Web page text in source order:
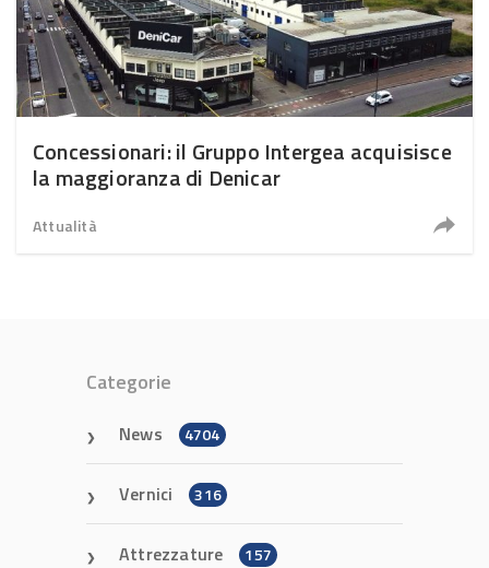
Concessionari: il Gruppo Intergea acquisisce
la maggioranza di Denicar
Attualità
Categorie
News 4704
Vernici 316
Attrezzature 157